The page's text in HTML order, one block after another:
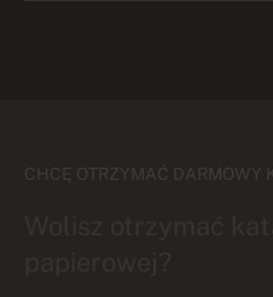
CHCĘ OTRZYMAĆ DARMOWY